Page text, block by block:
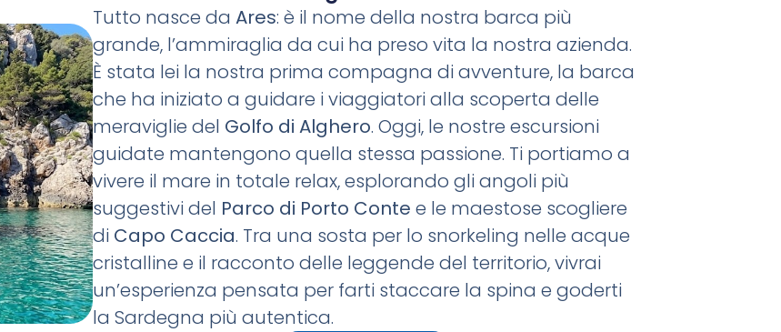
Tutto nasce da Ares: è il nome della nostra barca più
grande, l’ammiraglia da cui ha preso vita la nostra azienda.
È stata lei la nostra prima compagna di avventure, la barca
che ha iniziato a guidare i viaggiatori alla scoperta delle
meraviglie del Golfo di Alghero. Oggi, le nostre escursioni
guidate mantengono quella stessa passione. Ti portiamo a
vivere il mare in totale relax, esplorando gli angoli più
suggestivi del Parco di Porto Conte e le maestose scogliere
di Capo Caccia. Tra una sosta per lo snorkeling nelle acque
cristalline e il racconto delle leggende del territorio, vivrai
un’esperienza pensata per farti staccare la spina e goderti
la Sardegna più autentica.